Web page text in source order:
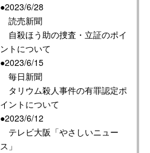
●2023/6/28
読売新聞
自殺ほう助の捜査・立証のポイ
ントについて
●2023/6/15
毎日新聞
タリウム殺人事件の有罪認定ポ
イントについて
●2023/6/12
テレビ大阪「やさしいニュー
ス」